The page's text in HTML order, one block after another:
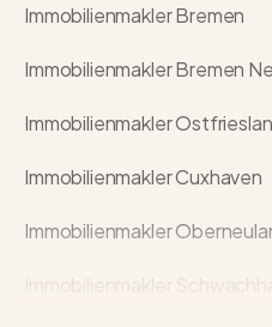
Immobilienmakler Bremen
Immobilienmakler Bremen
Immobilienmakler
Immobilienmakler Cuxhaven
Immobilienmakler